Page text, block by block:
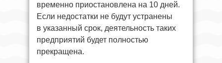
временно приостановлена на 10 дней.
Если недостатки не будут устранены
в указанный срок, деятельность таких
предприятий будет полностью
прекращена.